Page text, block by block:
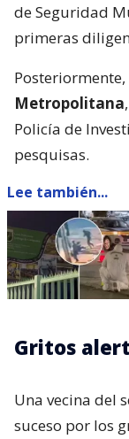
de Seguridad
primeras
Metropolitana
Policía de
pesquisas.
Lee también...
Gritos
Una vecina del
suceso por los